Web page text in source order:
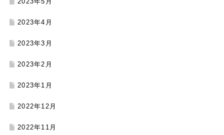
2023年4月
2023年3月
2023年2月
2023年1月
2022年12月
2022年11月